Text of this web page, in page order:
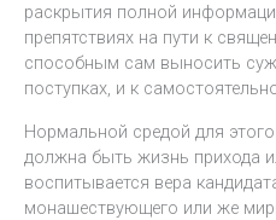
раскрытия полной
препятствиях на пути к
способным сам выносить
поступках, и к
Нормальной средой для
должна быть жизнь прихода
воспитывается вера
монашествующего или же